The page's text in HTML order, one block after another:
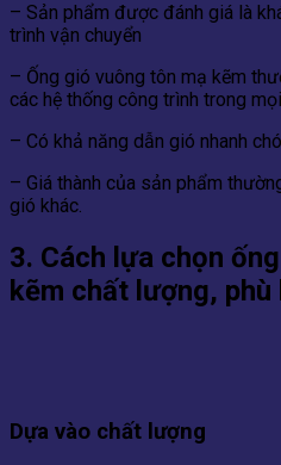
– Sản phẩm được đánh giá là
trình vận chuyển
– Ống gió vuông tôn mạ kẽm
các hệ thống công trình trong
– Có khả năng dẫn gió nhanh
– Giá thành của sản phẩm
gió khác.
3. Cách lựa chọn
kẽm chất lượng,
Dựa vào chất lượng